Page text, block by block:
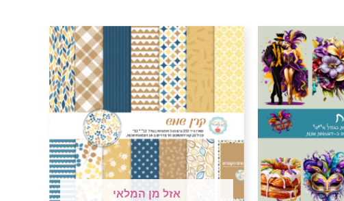
אזל מן המלאי